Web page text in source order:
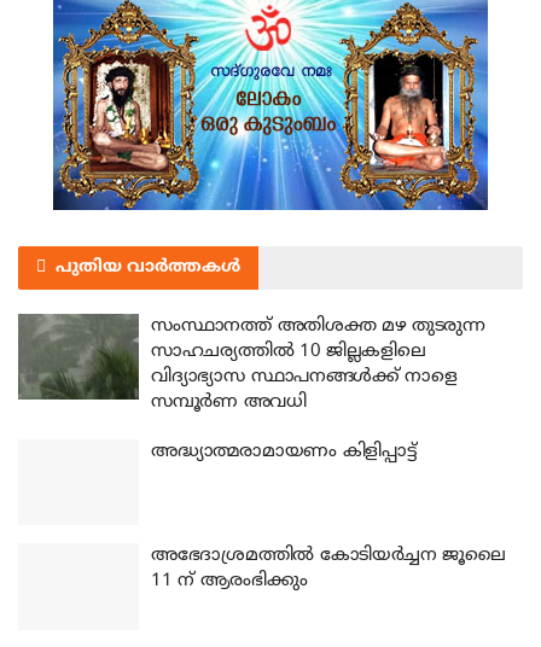
പുതിയ വാർത്തകൾ
സംസ്ഥാനത്ത് അതിശക്ത മഴ തുടരുന്ന
സാഹചര്യത്തിൽ 10 ജില്ലകളിലെ
വിദ്യാഭ്യാസ സ്ഥാപനങ്ങൾക്ക് നാളെ
സമ്പൂർണ അവധി
അദ്ധ്യാത്മരാമായണം കിളിപ്പാട്ട്
അഭേദാശ്രമത്തില്‍ കോടിയര്‍ച്ചന ജൂലൈ
11 ന് ആരംഭിക്കും